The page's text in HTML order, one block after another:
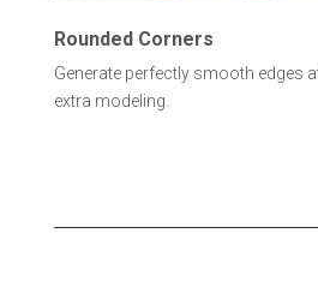
Rounded Corners
Generate perfectly smooth edges
extra modeling.